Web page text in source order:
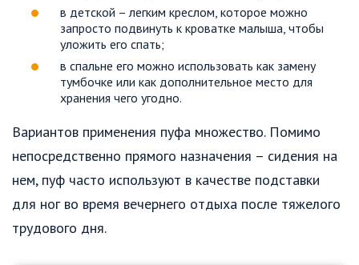
в детской – легким креслом, которое можно
запросто подвинуть к кроватке малыша, чтобы
уложить его спать;
в спальне его можно использовать как замену
тумбочке или как дополнительное место для
хранения чего угодно.
Вариантов применения пуфа множество. Помимо
непосредственно прямого назначения – сидения на
нем, пуф часто используют в качестве подставки
для ног во время вечернего отдыха после тяжелого
трудового дня.